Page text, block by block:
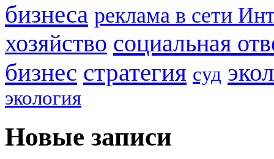
бизнеса реклама в сети
хозяйство социальная
бизнес стратегия суд
экология
Новые записи